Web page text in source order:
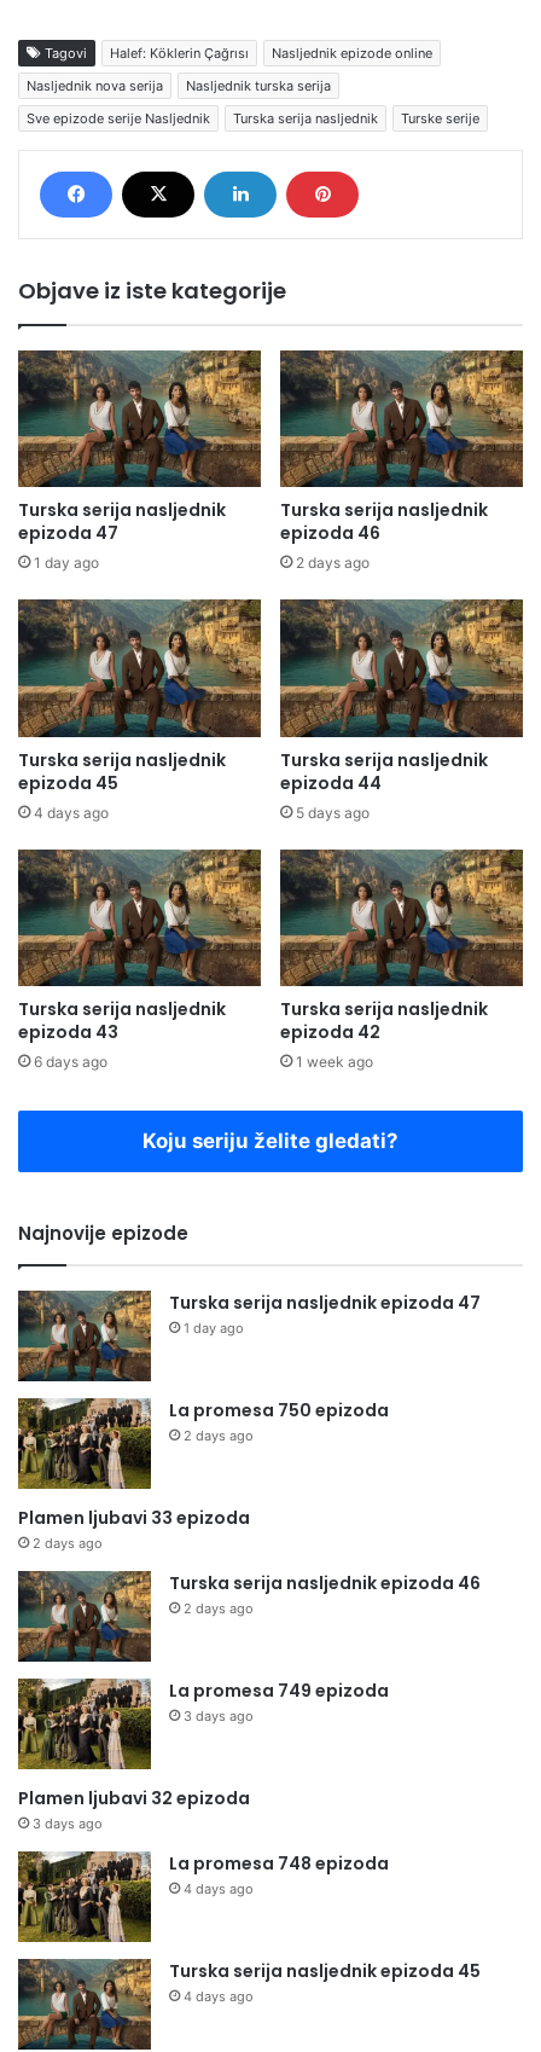
Tagovi Halef: Köklerin Çağrısı
Nasljednik epizode online
Nasljednik nova serija
Nasljednik turska serija
Sve epizode serije Nasljednik
Turska serija nasljednik Turske serije
Objave iz iste kategorije
Turska serija nasljednik
epizoda 47
1 day ago
Turska serija nasljednik
epizoda 46
2 days ago
Turska serija nasljednik
epizoda 45
4 days ago
Turska serija nasljednik
epizoda 44
5 days ago
Turska serija nasljednik
epizoda 43
6 days ago
Turska serija nasljednik
epizoda 42
1 week ago
Koju seriju želite gledati?
Najnovije epizode
Turska serija nasljednik epizoda 47
1 day ago
La promesa 750 epizoda
2 days ago
Plamen ljubavi 33 epizoda
2 days ago
Turska serija nasljednik epizoda 46
2 days ago
La promesa 749 epizoda
3 days ago
Plamen ljubavi 32 epizoda
3 days ago
La promesa 748 epizoda
4 days ago
Turska serija nasljednik epizoda 45
4 days ago